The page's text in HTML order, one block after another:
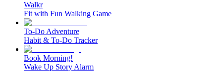
Walkr
Fit with Fun Walking Game
To-Do Adventure
Habit & To-Do Tracker
Book Morning!
Wake Up Story Alarm